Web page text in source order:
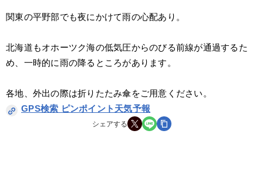
関東の平野部でも夜にかけて雨の心配あり。
北海道もオホーツク海の低気圧からのびる前線が通過するた
め、一時的に雨の降るところがあります。
各地、外出の際は折りたたみ傘をご用意ください。
GPS検索 ピンポイント天気予報
シェアする